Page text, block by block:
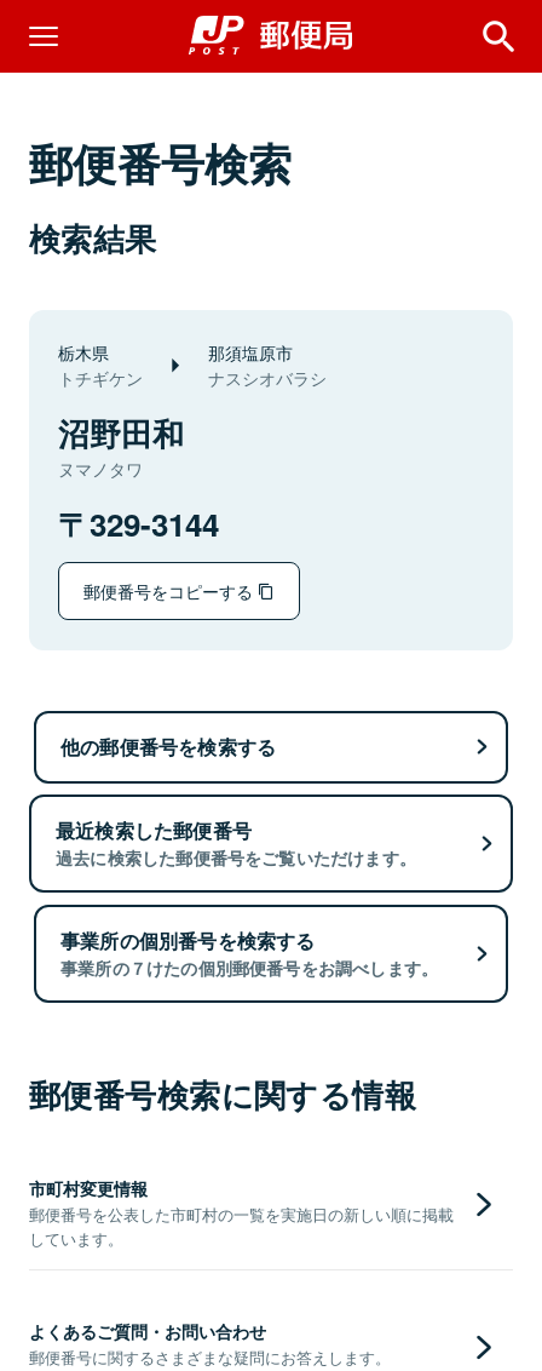
郵便番号検索
検索結果
栃木県
トチギケン
那須塩原市
ナスシオバラシ
沼野田和
ヌマノタワ
329-3144
郵便番号をコピーする
他の郵便番号を検索する
最近検索した郵便番号
過去に検索した郵便番号をご覧いただけます。
事業所の個別番号を検索する
事業所の７けたの個別郵便番号をお調べします。
郵便番号検索に関する情報
市町村変更情報
郵便番号を公表した市町村の一覧を実施日の新しい順に掲載
しています。
よくあるご質問・お問い合わせ
郵便番号に関するさまざまな疑問にお答えします。